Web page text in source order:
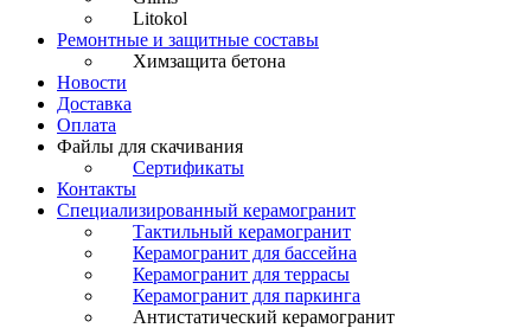
Litokol
Ремонтные и защитные составы
Химзащита бетона
Новости
Доставка
Оплата
Файлы для скачивания
Сертификаты
Контакты
Специализированный керамогранит
Тактильный керамогранит
Керамогранит для бассейна
Керамогранит для террасы
Керамогранит для паркинга
Антистатический керамогранит